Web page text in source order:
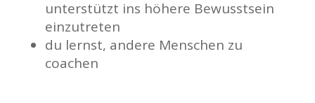
unterstützt ins höhere Bewusstsein
einzutreten
du lernst, andere Menschen zu
coachen